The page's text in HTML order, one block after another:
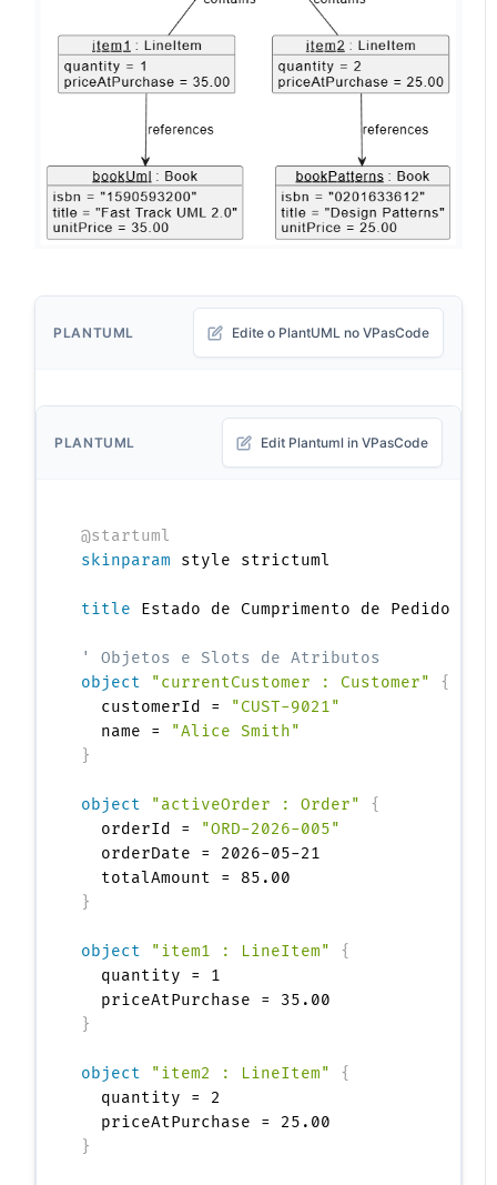
PLANTUML Edite o PlantUML no VPasCode
PLANTUML Edit Plantuml in VPasCode
@startuml
skinparam style strictuml
title Estado de Cumprimento de Pedido
' Objetos e Slots de Atributos
object
"currentCustomer : Customer"
{
  customerId =
"CUST-9021"
  name =
"Alice Smith"
}
object "activeOrder : Order"
{
  orderId =
"ORD-2026-005"
  orderDate = 2026-05-21
}
object "item1 : LineItem"
{
  quantity = 1
}
object "item2 : LineItem"
{
  quantity = 2
}